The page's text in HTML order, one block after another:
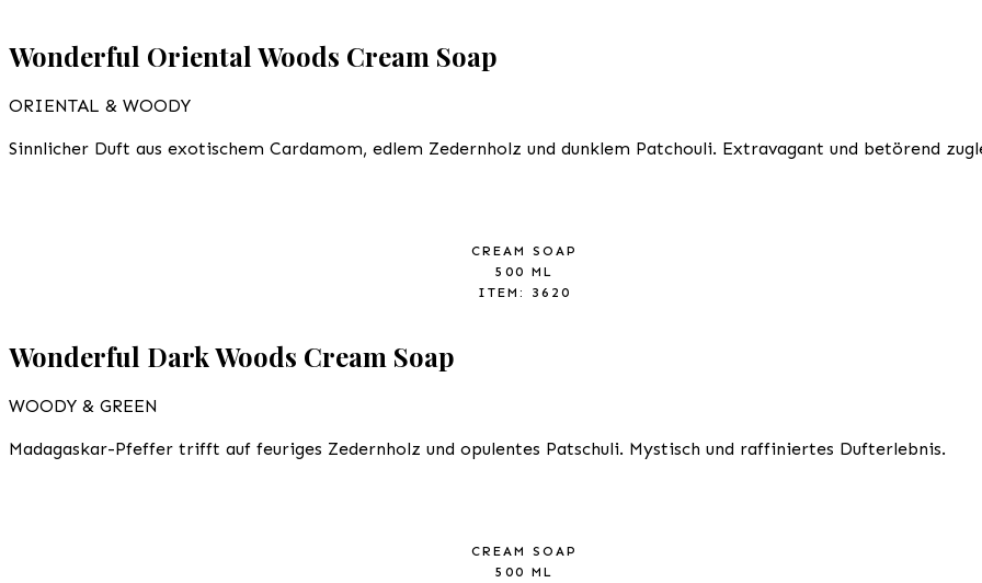
Wonderful Oriental Woods Cream Soap
ORIENTAL & WOODY
Sinnlicher Duft aus exotischem Cardamom, edlem Zedernholz und dunklem Patchouli. Extravagant und betörend
CREAM SOAP
500 ML
ITEM: 3620
Wonderful Dark Woods Cream Soap
WOODY & GREEN
Madagaskar-Pfeffer trifft auf feuriges Zedernholz und opulentes Patschuli. Mystisch und raffiniertes Dufterlebnis.
CREAM SOAP
500 ML